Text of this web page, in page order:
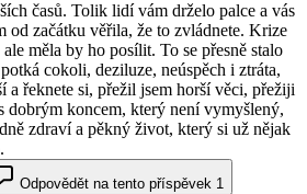
časů. Tolik lidí vám drželo palce a vás
od začátku věřila, že to zvládnete. Krize
měla by ho posílit. To se přesně stalo
cokoli, deziluze, neúspěch i ztráta,
a řeknete si, přežil jsem horší věci, přežiji
dobrým koncem, který není vymyšlený,
zdraví a pěkný život, který si už nějak
Odpovědět na tento příspěvek 1